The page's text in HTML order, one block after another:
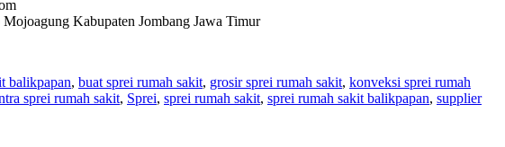
Kabupaten Jombang Jawa Timur
balikpapan, buat sprei rumah sakit, grosir sprei rumah sakit, konveksi sprei rumah
sprei rumah sakit, Sprei, sprei rumah sakit, sprei rumah sakit balikpapan, supplier